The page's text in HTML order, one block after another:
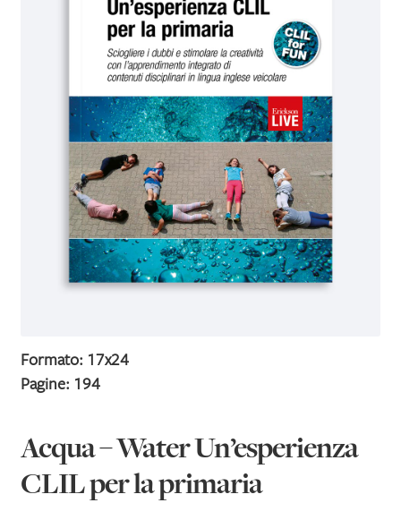
COME ACQUISTARE UN LIBRO ERICKSONLIVE?
VIDEO
IL MIO PROFILO
Formato: 17x24
Pagine: 194
Acqua – Water Un’esperienza
CLIL per la primaria